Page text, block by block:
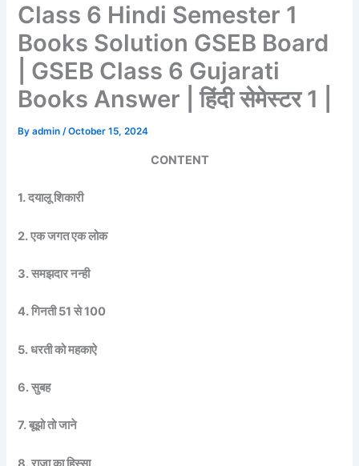
Class 6 Hindi Semester 1
Books Solution GSEB Board
| GSEB Class 6 Gujarati
Books Answer | हिंदी सेमेस्टर 1 |
Byadmin/October 15, 2024
CONTENT
1. दयालू शिकारी
2. एक जगत एक लोक
3. समझदार नन्ही
4. गिनती 51 से 100
5. धरती को महकाऐ
6. सुबह
7. बूझो तो जाने